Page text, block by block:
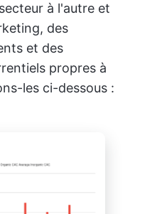
à l'autre et
des
et des
propres à
les ci-dessous :